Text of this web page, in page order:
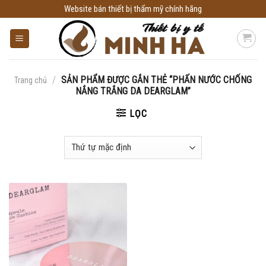
to
content
Website bán thiết bị thẩm mỹ chính hãng
Trang chủ / SẢN PHẨM ĐƯỢC GẮN THẺ “PHẤN NƯỚC CHỐNG
NẮNG TRẮNG DA DEARGLAM”
LỌC